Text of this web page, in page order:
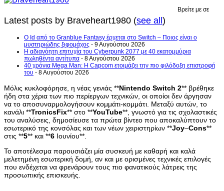
Βρείτε με σε
Latest posts by Braveheart1980 (see all)
Ο Id από το Granblue Fantasy έρχεται στο Switch – Ποιος είναι ο
μυστηριώδης ξιφομάχος - 9 Αυγούστου 2026
H αδιανόητη επιτυχία του Cyberpunk 2077 με 40 εκατομμύρια
πωληθέντα αντίτυπα - 8 Αυγούστου 2026
40 χρόνια Mega Man: Η Capcom ετοιμάζει την πιο φιλόδοξη επιστροφή
του - 8 Αυγούστου 2026
Μόλις κυκλοφόρησε, η νέας γενιάς **Nintendo Switch 2** βρέθηκε
ήδη στα χέρια των πιο περίεργων τεχνικών, οι οποίοι δεν άργησαν
να το αποσυναρμολογήσουν κομμάτι-κομμάτι. Μεταξύ αυτών, το
κανάλι **TronicsFix** στο **YouTube**, γνωστό για τις σχολαστικές
του αναλύσεις, δημοσίευσε τα πρώτα βίντεο που αποκαλύπτουν το
εσωτερικό της κονσόλας και των νέων χειριστηρίων **Joy–Cons**
στις **5** και **6 Ιουνίου**.
Το αποτέλεσμα παρουσιάζει μία συσκευή με καθαρή και καλά
μελετημένη εσωτερική δομή, αν και με ορισμένες τεχνικές επιλογές
που ενδέχεται να φρενάρουν τους πιο φανατικούς λάτρεις της
προσωπικής επισκευής.